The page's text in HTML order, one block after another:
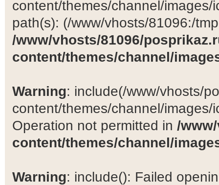
content/themes/channel/
path(s): (/www/vhosts/81096:/
/www/vhosts/81096/
content/themes/channel/
Warning: include(/www/vhosts/
content/themes/channel/
Operation not permitted in /
content/themes/channel/
Warning: include(): Failed